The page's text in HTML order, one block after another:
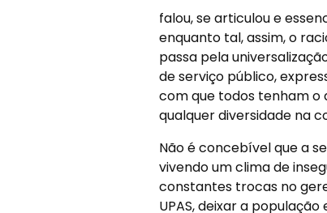
falou, se articulou e
enquanto tal, assim, o
passa pela
de serviço público,
com que todos tenham o
qualquer diversidade na
Não é concebível que a
vivendo um clima de
constantes trocas no
UPAS, deixar a